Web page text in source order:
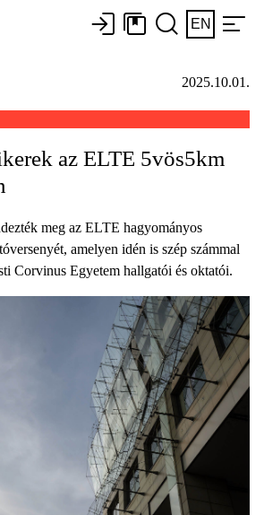
EN
2025.10.01.
az ELTE 5vös5km
meg az ELTE hagyományos
amelyen idén is szép számmal
Corvinus Egyetem hallgatói és oktatói.